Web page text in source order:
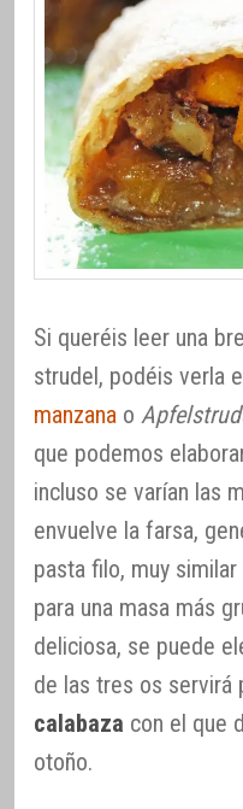
Si queréis leer una
strudel, podéis verla
manzana o
que podemos
incluso se varían las
envuelve la farsa,
pasta filo, muy
para una masa más
deliciosa, se puede
de las tres os servirá
calabaza con el que
otoño.